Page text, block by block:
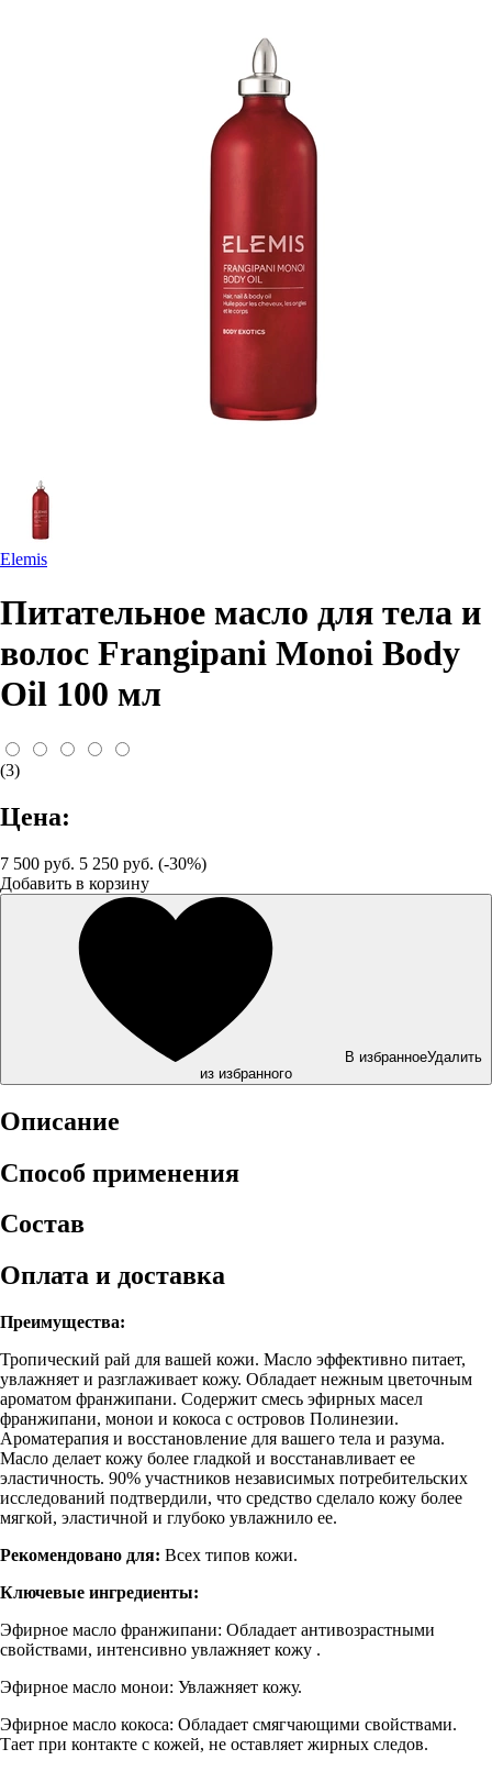
Elemis
Питательное масло для тела и
волос Frangipani Monoi Body
Oil 100 мл
(3)
Цена:
7 500 руб. 5 250 руб. (-30%)
Добавить в корзину
В избранноеУдалить
из избранного
Описание
Способ применения
Состав
Оплата и доставка
Преимущества:
Тропический рай для вашей кожи. Масло эффективно питает,
увлажняет и разглаживает кожу. Обладает нежным цветочным
ароматом франжипани. Содержит смесь эфирных масел
франжипани, монои и кокоса с островов Полинезии.
Ароматерапия и восстановление для вашего тела и разума.
Масло делает кожу более гладкой и восстанавливает ее
эластичность. 90% участников независимых потребительских
исследований подтвердили, что средство сделало кожу более
мягкой, эластичной и глубоко увлажнило ее.
Рекомендовано для: Всех типов кожи.
Ключевые ингредиенты:
Эфирное масло франжипани: Обладает антивозрастными
свойствами, интенсивно увлажняет кожу .
Эфирное масло монои: Увлажняет кожу.
Эфирное масло кокоса: Обладает смягчающими свойствами.
Тает при контакте с кожей, не оставляет жирных следов.